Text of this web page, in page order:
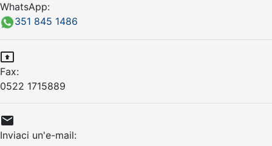
WhatsApp:
351 845 1486

Fax:
0522 1715889

Inviaci un'e-mail: